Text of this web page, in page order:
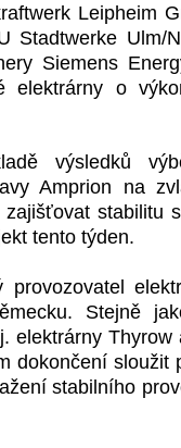
Leipheim
Stadtwerke Ulm/
Siemens
elektrárny o
výsledků
Amprion na
stabilitu
tento týden.
Stejně
elektrárny Thyrow
dokončení sloužit
stabilního